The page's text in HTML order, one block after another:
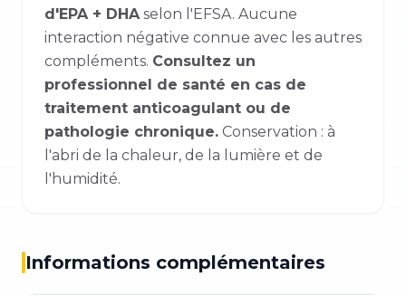
d'EPA + DHAselon l'EFSA. Aucune
interaction négative connue avec les autres
compléments. Consultez un
professionnel de santé en cas de
traitement anticoagulant ou de
pathologie chronique. Conservation : à
l'abri de la chaleur, de la lumière et de
l'humidité.
Informations complémentaires